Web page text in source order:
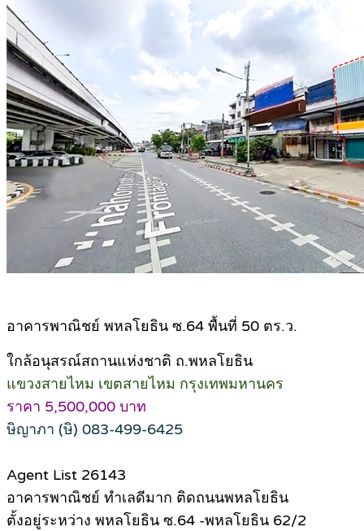
อาคารพาณิชย์ พหลโยธิน ซ.64 พื้นที่ 50 ตร.ว.
ใกล้อนุสรณ์สถานแห่งชาติ ถ.พหลโยธิน
แขวงสายไหม เขตสายไหม กรุงเทพมหานคร
ราคา 5,500,000 บาท
ษิญาภา (ษิ) 083-499-6425
Agent List 26143
อาคารพาณิชย์ ทำเลดีมาก ติดถนนพหลโยธิน
ตั้งอยู่ระหว่าง พหลโยธิน ซ.64 -พหลโยธิน 62/2